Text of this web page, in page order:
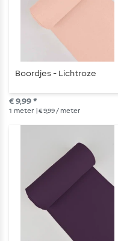
Boordjes - Lichtroze
€ 9,99 *
1 meter | € 9,99 / meter